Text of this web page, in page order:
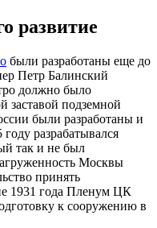
развитие
были разработаны еще до
Петр Балинский
должно было
заставой подземной
были разработаны и
разрабатывался
так и не был
Москвы
принять
1931 года Пленум ЦК
к сооружению в